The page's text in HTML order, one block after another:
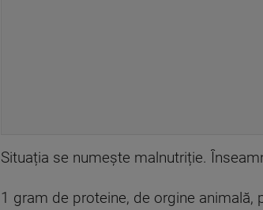
Situația se numește malnutriție.
1 gram de proteine, de orgine animală,